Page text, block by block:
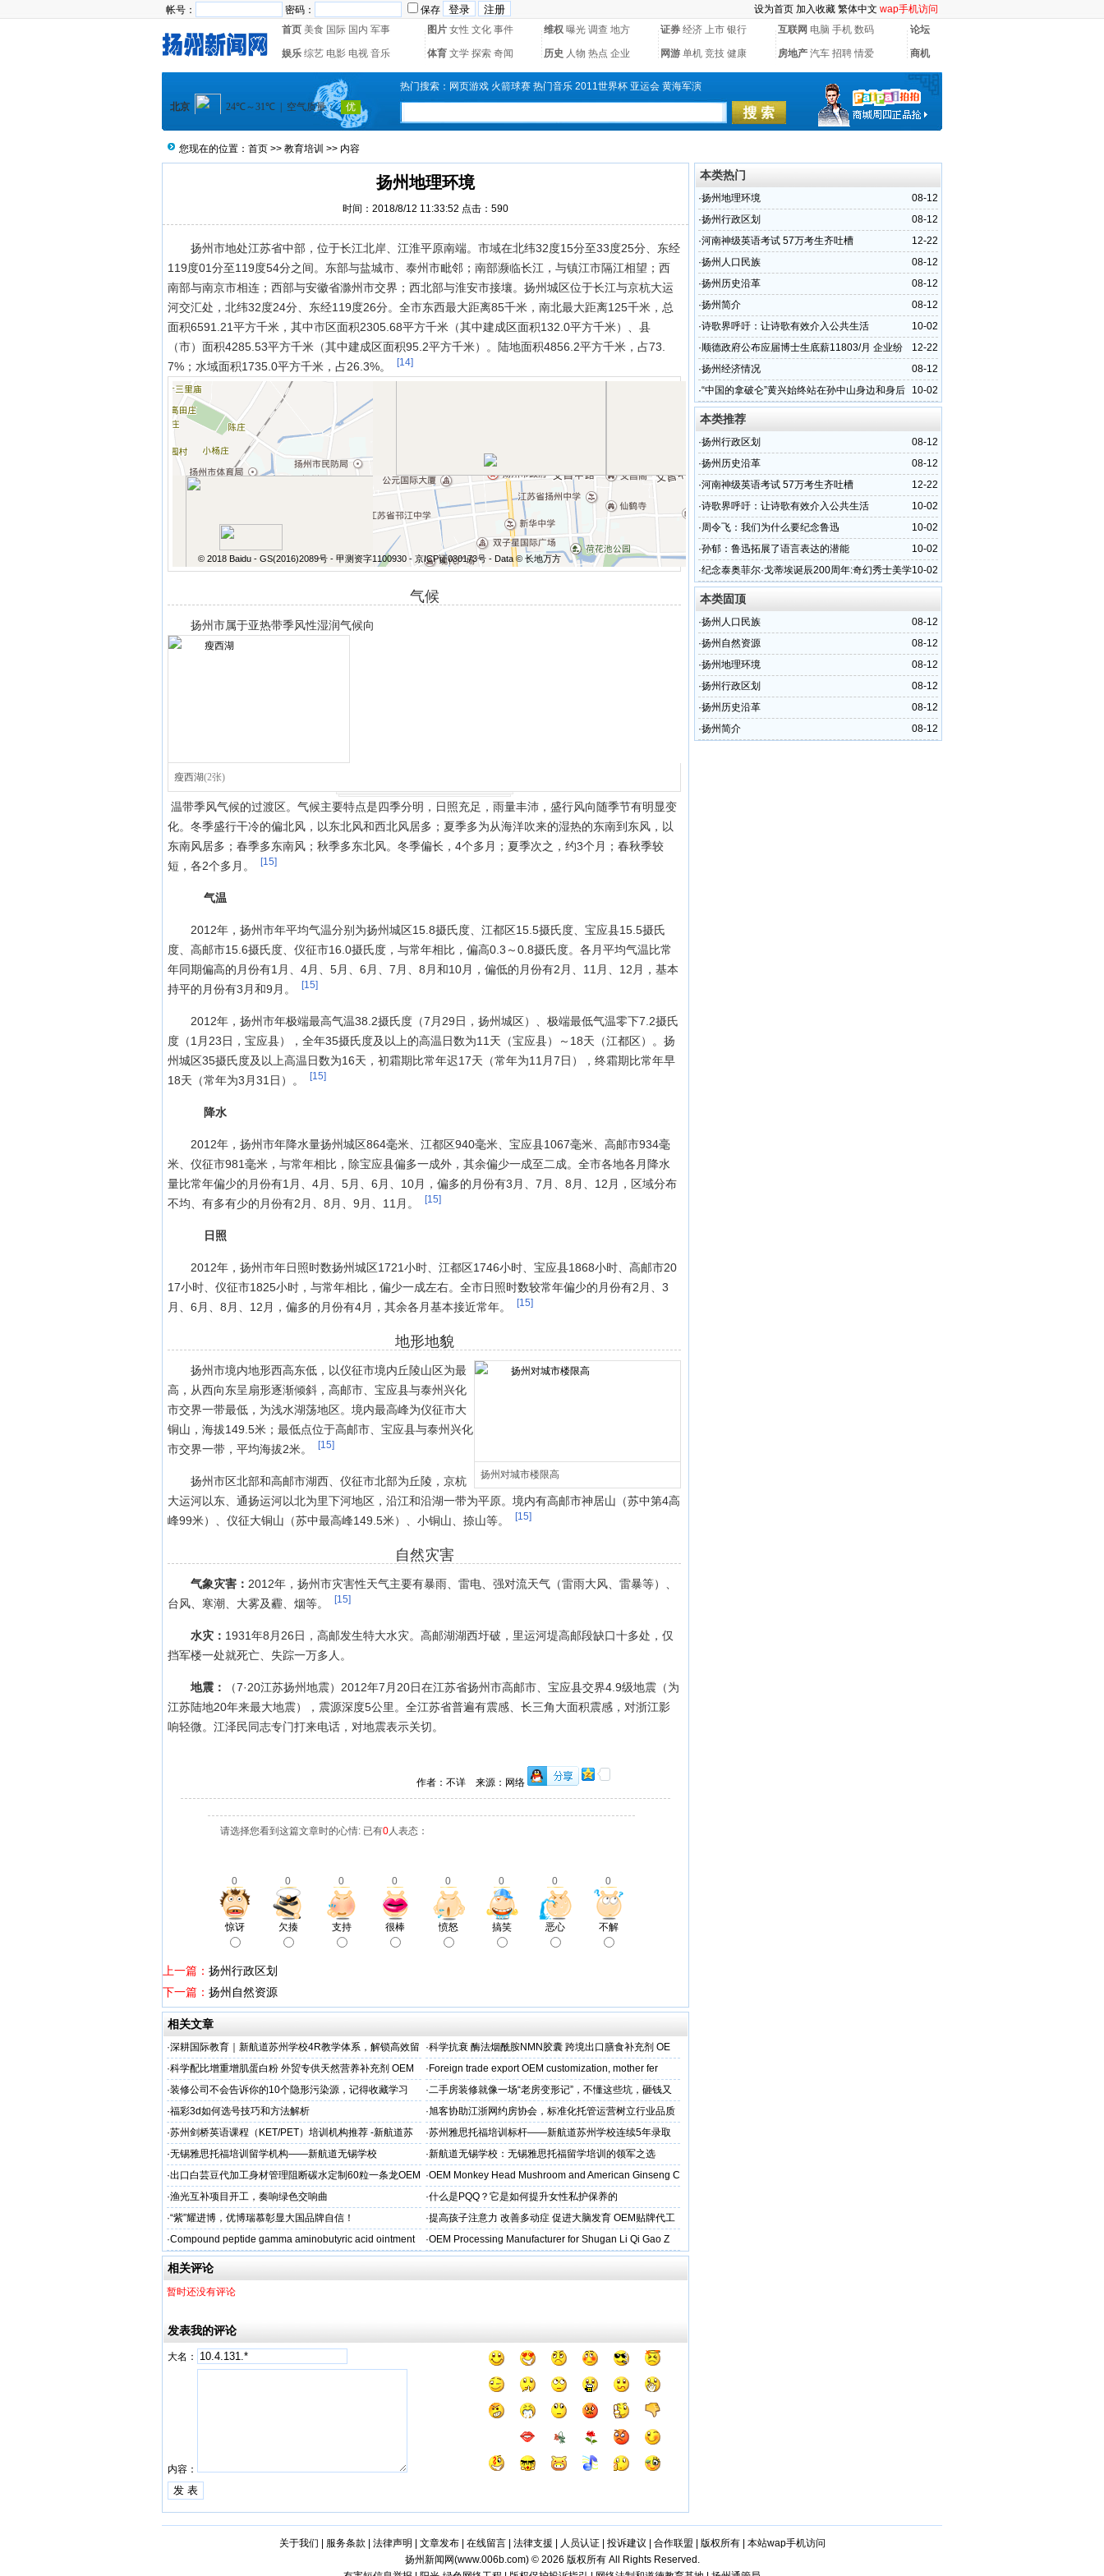
帐号： 密码： 保存 设为首页 加入收藏 繁体中文 wap手机访问
首页 美食 国际 国内 军事 图片 女性 文化 事件 维权 曝光 调查 地方 证券 经济 上市 银行 互联网 电脑 手机 数码 论坛
娱乐 综艺 电影 电视 音乐 体育 文学 探索 奇闻 历史 人物 热点 企业 网游 单机 竞技 健康 房地产 汽车 招聘 情爱 商机
热门搜索： 网页游戏 火箭球赛 热门音乐 2011世界杯 亚运会 黄海军演
您现在的位置： 首页 >> 教育培训 >> 内容
扬州地理环境
时间：2018/8/12 11:33:52 点击： 590
扬州市地处江苏省中部，位于长江北岸、江淮平原南端。市域在北纬32度15分至33度25分、东经
119度01分至119度54分之间。东部与盐城市、泰州市毗邻；南部濒临长江，与镇江市隔江相望；西
南部与南京市相连；西部与安徽省滁州市交界；西北部与淮安市接壤。扬州城区位于长江与京杭大运
河交汇处，北纬32度24分、东经119度26分。全市东西最大距离85千米，南北最大距离125千米，总
面积6591.21平方千米，其中市区面积2305.68平方千米（其中建成区面积132.0平方千米）、县
（市）面积4285.53平方千米（其中建成区面积95.2平方千米）。陆地面积4856.2平方千米，占73.
7%；水域面积1735.0平方千米，占26.3%。
[14]
© 2018 Baidu - GS(2016)2089号 - 甲测资字1100930 - 京ICP证030173号 - Data © 长地万方
气候
扬州市属于亚热带季风性湿润气候向
瘦西湖(2张)
温带季风气候的过渡区。气候主要特点是四季分明，日照充足，雨量丰沛，盛行风向随季节有明显变
化。冬季盛行干冷的偏北风，以东北风和西北风居多；夏季多为从海洋吹来的湿热的东南到东风，以
东南风居多；春季多东南风；秋季多东北风。冬季偏长，4个多月；夏季次之，约3个月；春秋季较
短，各2个多月。
[15]
气温
2012年，扬州市年平均气温分别为扬州城区15.8摄氏度、江都区15.5摄氏度、宝应县15.5摄氏
度、高邮市15.6摄氏度、仪征市16.0摄氏度，与常年相比，偏高0.3～0.8摄氏度。各月平均气温比常
年同期偏高的月份有1月、4月、5月、6月、7月、8月和10月，偏低的月份有2月、11月、12月，基本
持平的月份有3月和9月。
[15]
2012年，扬州市年极端最高气温38.2摄氏度（7月29日，扬州城区）、极端最低气温零下7.2摄氏
度（1月23日，宝应县），全年35摄氏度及以上的高温日数为11天（宝应县）～18天（江都区）。扬
州城区35摄氏度及以上高温日数为16天，初霜期比常年迟17天（常年为11月7日），终霜期比常年早
18天（常年为3月31日）。
[15]
降水
2012年，扬州市年降水量扬州城区864毫米、江都区940毫米、宝应县1067毫米、高邮市934毫
米、仪征市981毫米，与常年相比，除宝应县偏多一成外，其余偏少一成至二成。全市各地各月降水
量比常年偏少的月份有1月、4月、5月、6月、10月，偏多的月份有3月、7月、8月、12月，区域分布
不均、有多有少的月份有2月、8月、9月、11月。
[15]
日照
2012年，扬州市年日照时数扬州城区1721小时、江都区1746小时、宝应县1868小时、高邮市20
17小时、仪征市1825小时，与常年相比，偏少一成左右。全市日照时数较常年偏少的月份有2月、3
月、6月、8月、12月，偏多的月份有4月，其余各月基本接近常年。
[15]
地形地貌
扬州对城市楼限高
扬州市境内地形西高东低，以仪征市境内丘陵山区为最
高，从西向东呈扇形逐渐倾斜，高邮市、宝应县与泰州兴化
市交界一带最低，为浅水湖荡地区。境内最高峰为仪征市大
铜山，海拔149.5米；最低点位于高邮市、宝应县与泰州兴化
市交界一带，平均海拔2米。
[15]
扬州市区北部和高邮市湖西、仪征市北部为丘陵，京杭
大运河以东、通扬运河以北为里下河地区，沿江和沿湖一带为平原。境内有高邮市神居山（苏中第4高
峰99米）、仪征大铜山（苏中最高峰149.5米）、小铜山、捺山等。
[15]
自然灾害
气象灾害： 2012年，扬州市灾害性天气主要有暴雨、雷电、强对流天气（雷雨大风、雷暴等）、
台风、寒潮、大雾及霾、烟等。
[15]
水灾： 1931年8月26日，高邮发生特大水灾。高邮湖湖西圩破，里运河堤高邮段缺口十多处，仅
挡军楼一处就死亡、失踪一万多人。
地震：
（7·20江苏扬州地震）2012年7月20日在江苏省扬州市高邮市、宝应县交界4.9级地震（为
江苏陆地20年来最大地震），震源深度5公里。全江苏省普遍有震感、长三角大面积震感，对浙江影
响轻微。江泽民同志专门打来电话，对地震表示关切。
作者：不详 来源：网络
请选择您看到这篇文章时的心情: 已有0人表态：
0 0 0 0 0 0 0 0
惊讶 欠揍 支持 很棒 愤怒 搞笑 恶心 不解
上一篇： 扬州行政区划
下一篇： 扬州自然资源
相关文章
·深耕国际教育｜新航道苏州学校4R教学体系，解锁高效留
学备考之路
·科学抗衰 酶法烟酰胺NMN胶囊 跨境出口膳食补充剂 OE
M/ODM定制
·科学配比增重增肌蛋白粉 外贸专供天然营养补充剂 OEM
源头定制
· Foreign trade export OEM customization, mother fer
·装修公司不会告诉你的10个隐形污染源，记得收藏学习 ·二手房装修就像一场“老房变形记”，不懂这些坑，砸钱又
糟心！看完这篇再开工
·福彩3d如何选号技巧和方法解析 ·旭客协助江浙网约房协会，标准化托管运营树立行业品质
标杆
·苏州剑桥英语课程（KET/PET）培训机构推荐 -新航道苏
州学校
·苏州雅思托福培训标杆——新航道苏州学校连续5年录取
率领先
·无锡雅思托福培训留学机构——新航道无锡学校 ·新航道无锡学校：无锡雅思托福留学培训的领军之选
·出口白芸豆代加工身材管理阻断碳水定制60粒一条龙OEM
贴牌
·OEM Monkey Head Mushroom and American Ginseng C
aps
·渔光互补项目开工，奏响绿色交响曲 ·什么是PQQ？它是如何提升女性私护保养的
·“紫”耀进博，优博瑞慕彰显大国品牌自信！ ·提高孩子注意力 改善多动症 促进大脑发育 OEM贴牌代工
·Compound peptide gamma aminobutyric acid ointment ·OEM Processing Manufacturer for Shugan Li Qi Gao Z
相关评论
暂时还没有评论
发表我的评论
大名：
内容：
本类热门
08-12
·扬州地理环境
08-12
·扬州行政区划
12-22
·河南神级英语考试 57万考生齐吐槽
08-12
·扬州人口民族
08-12
·扬州历史沿革
08-12
·扬州简介
10-02
·诗歌界呼吁：让诗歌有效介入公共生活
12-22
·顺德政府公布应届博士生底薪11803/月 企业纷
纷吐槽
08-12
·扬州经济情况
10-02
·“中国的拿破仑”黄兴始终站在孙中山身边和身后
本类推荐
08-12
·扬州行政区划
08-12
·扬州历史沿革
12-22
·河南神级英语考试 57万考生齐吐槽
10-02
·诗歌界呼吁：让诗歌有效介入公共生活
10-02
·周令飞：我们为什么要纪念鲁迅
10-02
·孙郁：鲁迅拓展了语言表达的潜能
10-02
·纪念泰奥菲尔·戈蒂埃诞辰200周年:奇幻秀士美学
本类固顶
08-12
·扬州人口民族
08-12
·扬州自然资源
08-12
·扬州地理环境
08-12
·扬州行政区划
08-12
·扬州历史沿革
08-12
·扬州简介
关于我们 服务条款 法律声明 文章发布| 在线留言| 法律支援 人员认证| 投诉建议 合作联盟 版权所有| 本站wap手机访问
扬州新闻网(www.006b.com) © 2026 版权所有 All Rights Reserved.